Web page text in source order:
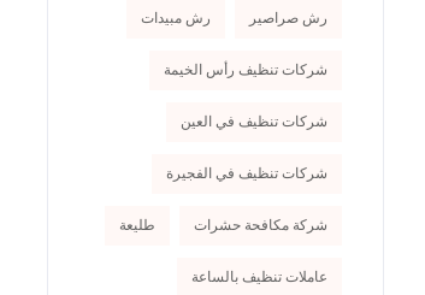
رش صراصير رش مبيدات
شركات تنظيف رأس الخيمة
شركات تنظيف في العين
شركات تنظيف في الفجيرة
شركة مكافحة حشرات طليعة
عاملات تنظيف بالساعة